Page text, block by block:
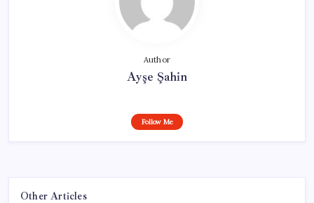
Author
Ayşe Şahin
Follow Me
Other Articles